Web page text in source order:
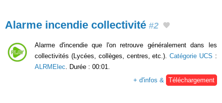
Alarme incendie collectivité #2
Alarme d'incendie que l'on retrouve généralement dans les
collectivités (Lycées, collèges, centres, etc.).Catégorie UCS :
ALRMElec . Durée : 00:01.
+ d'infos &
Téléchargement